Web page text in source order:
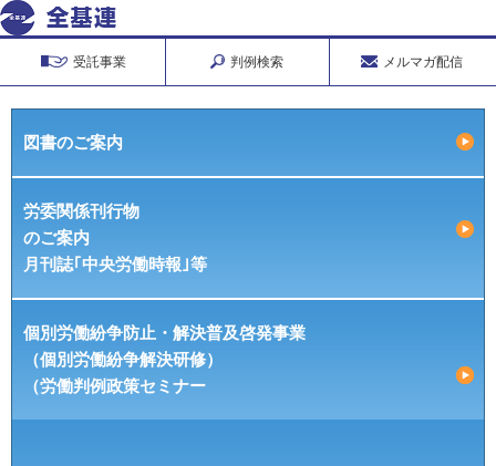
受託事業 判例検索 メルマガ配信
図書のご案内
労委関係刊行物
のご案内
月刊誌｢中央労働時報｣等
個別労働紛争防止・解決普及啓発事業
（個別労働紛争解決研修）
（労働判例政策セミナー